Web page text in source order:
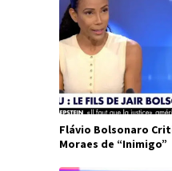
Flávio Bolsonaro
Moraes de “Inimigo”